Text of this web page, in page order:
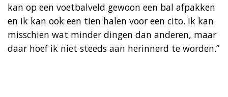
kan op een voetbalveld gewoon een bal afpakken
en ik kan ook een tien halen voor een cito. Ik kan
misschien wat minder dingen dan anderen, maar
daar hoef ik niet steeds aan herinnerd te worden.”